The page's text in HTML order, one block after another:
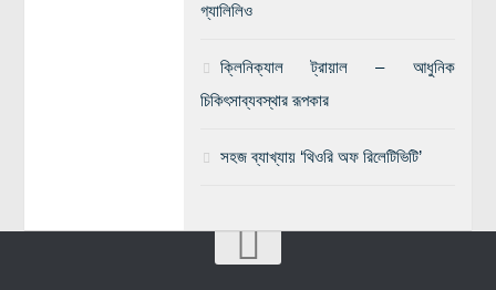
গ্যালিলিও
ক্লিনিক্যাল ট্রায়াল – আধুনিক
চিকিৎসাব্যবস্থার রূপকার
সহজ ব্যাখ্যায় ‘থিওরি অফ রিলেটিভিটি’